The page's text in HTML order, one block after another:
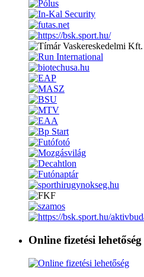
Online fizetési lehetőség